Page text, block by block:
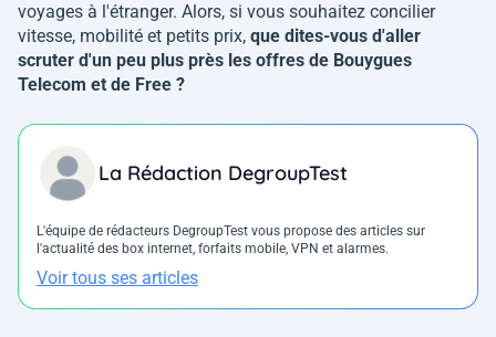
voyages à l'étranger. Alors, si vous souhaitez concilier
vitesse, mobilité et petits prix, que dites-vous d'aller
scruter d'un peu plus près les offres de Bouygues
Telecom et de Free ?
La Rédaction DegroupTest
L'équipe de rédacteurs DegroupTest vous propose des articles sur
l'actualité des box internet, forfaits mobile, VPN et alarmes.
Voir tous ses articles